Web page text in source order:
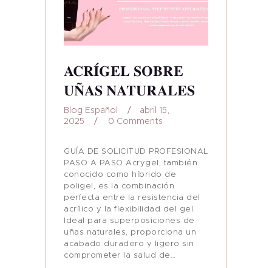
ACRÍGEL SOBRE
UÑAS NATURALES
Blog Español
abril 15,
2025
0 Comments
GUÍA DE SOLICITUD PROFESIONAL
PASO A PASO Acrygel, también
conocido como híbrido de
poligel, es la combinación
perfecta entre la resistencia del
acrílico y la flexibilidad del gel.
Ideal para superposiciones de
uñas naturales, proporciona un
acabado duradero y ligero sin
comprometer la salud de…